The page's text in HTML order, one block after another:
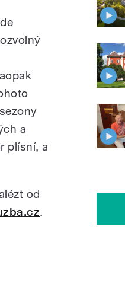
a
plísní, a
od
.